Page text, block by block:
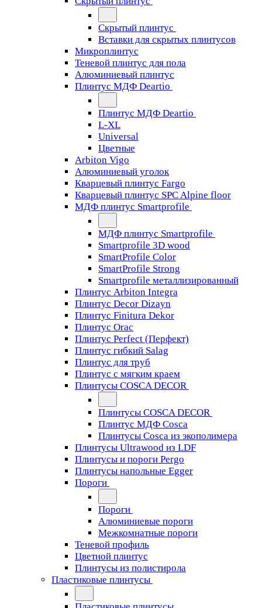
Скрытый плинтус
Вставки для скрытых плинтусов
Микроплинтус
Теневой плинтус для пола
Алюминиевый плинтус
Плинтус МДФ Deartio
Плинтус МДФ Deartio
L-XL
Universal
Цветные
Arbiton Vigo
Алюминиевый уголок
Кварцевый плинтус Fargo
Кварцевый плинтус SPC Alpine floor
МДФ плинтус Smartprofile
МДФ плинтус Smartprofile
Smartprofile 3D wood
SmartProfile Color
SmartProfile Strong
Smartprofile металлизированный
Плинтус Arbiton Integra
Плинтус Decor Dizayn
Плинтус Finitura Dekor
Плинтус Orac
Плинтус Perfect (Перфект)
Плинтус гибкий Salag
Плинтус для труб
Плинтус с мягким краем
Плинтусы COSCA DECOR
Плинтусы COSCA DECOR
Плинтус МДФ Cosca
Плинтусы Cosca из экополимера
Плинтусы Ultrawood из LDF
Плинтусы и пороги Pergo
Плинтусы напольные Egger
Пороги
Пороги
Алюминиевые пороги
Межкомнатные пороги
Теневой профиль
Цветной плинтус
Плинтусы из полистирола
Пластиковые плинтусы